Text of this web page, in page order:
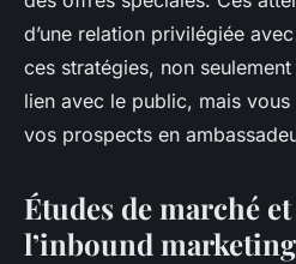
d’une relation privilégiée
ces stratégies, non
lien avec le public, mais
vos prospects en
Études de marché
l’inbound marketing